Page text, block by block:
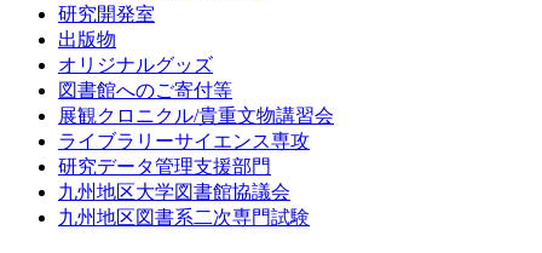
研究開発室
出版物
オリジナルグッズ
図書館へのご寄付等
展観クロニクル/貴重文物講習会
ライブラリーサイエンス専攻
研究データ管理支援部門
九州地区大学図書館協議会
九州地区図書系二次専門試験